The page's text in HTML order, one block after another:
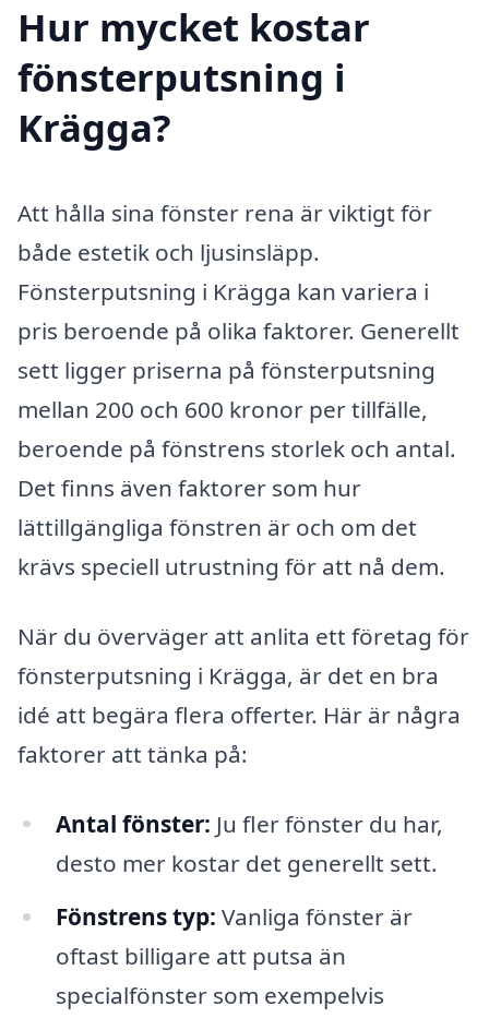
Hur mycket kostar
fönsterputsning i
Krägga?
Att hålla sina fönster rena är viktigt för
både estetik och ljusinsläpp.
Fönsterputsning i Krägga kan variera i
pris beroende på olika faktorer. Generellt
sett ligger priserna på fönsterputsning
mellan 200 och 600 kronor per tillfälle,
beroende på fönstrens storlek och antal.
Det finns även faktorer som hur
lättillgängliga fönstren är och om det
krävs speciell utrustning för att nå dem.
När du överväger att anlita ett företag för
fönsterputsning i Krägga, är det en bra
idé att begära flera offerter. Här är några
faktorer att tänka på:
Antal fönster: Ju fler fönster du har,
desto mer kostar det generellt sett.
Fönstrens typ: Vanliga fönster är
oftast billigare att putsa än
specialfönster som exempelvis